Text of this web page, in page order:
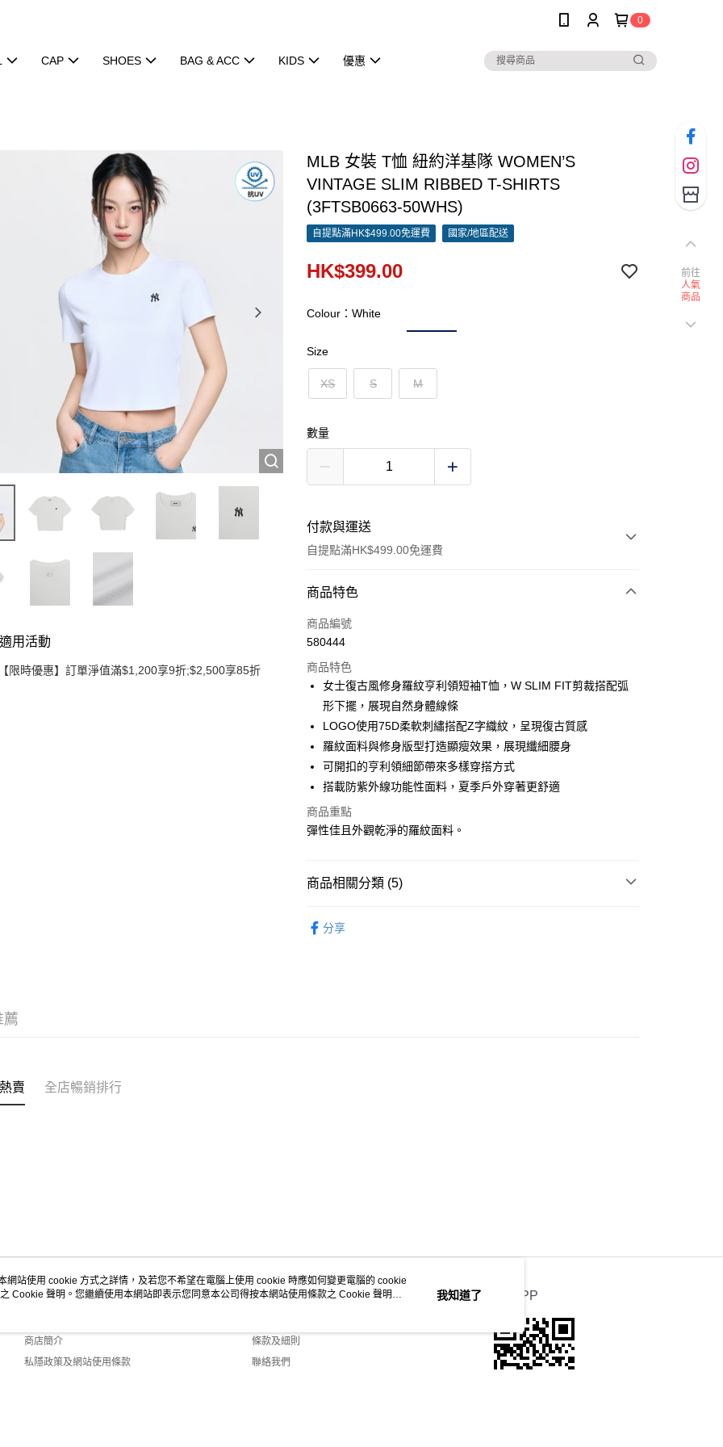
0
CAP SHOES BAG & ACC KIDS 優惠
用活動
限時優惠】訂單淨值滿$1,200享9折;$2,500享85折
MLB 女裝 T恤 紐約洋基隊 WOMEN’S
VINTAGE SLIM RIBBED T-SHIRTS
(3FTSB0663-50WHS)
自提點滿HK$499.00免運費 國家/地區配送
HK$399.00
Colour：White
Size
XS S M
數量
付款與運送
自提點滿HK$499.00免運費
付款方式
信用卡
Google Pay
AlipayHK
WeChat Pay
送貨方式
付款後順豐站及營業點
付款後順豐合作便利店
送貨上門免運優惠
商品特色
商品編號
580444
商品特色
女士復古風修身羅紋亨利領短袖T恤，W SLIM FIT剪裁搭配弧
形下擺，展現自然身體線條
LOGO使用75D柔軟刺繡搭配Z字織紋，呈現復古質感
羅紋面料與修身版型打造顯瘦效果，展現纖細腰身
可開扣的亨利領細節帶來多樣穿搭方式
搭載防紫外線功能性面料，夏季戶外穿著更舒適
商品重點
彈性佳且外觀乾淨的羅紋面料。
商品相關分類 (5)
分享
薦
賣 全店暢銷排行
關於我們
商店簡介
私隱政策及網站使用條款
客戶服務
條款及細則
聯絡我們
官方APP
前往
人氣
商品
網站使用 cookie 方式之詳情，及若您不希望在電腦上使用 cookie 時應如何變更電腦的 cookie
Cookie 聲明。您繼續使用本網站即表示您同意本公司得按本網站使用條款之 Cookie 聲明使
我知道了